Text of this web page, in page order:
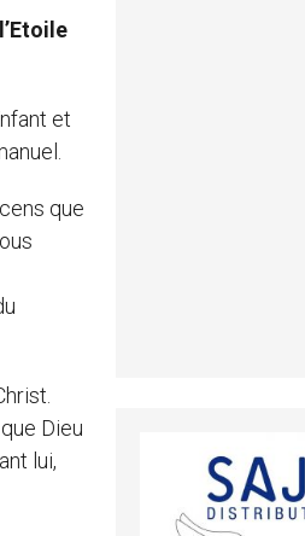
l’Etoile
et
que
Dieu
lui,